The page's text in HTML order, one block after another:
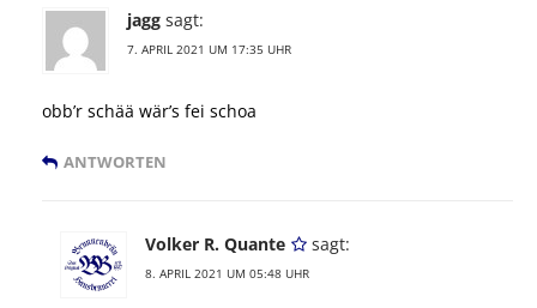
jagg sagt:
7. APRIL 2021 UM 17:35 UHR
obb’r schää wär’s fei schoa
ANTWORTEN
Volker R. Quante sagt:
8. APRIL 2021 UM 05:48 UHR